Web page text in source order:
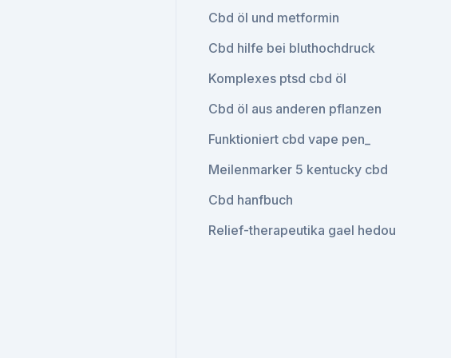
Cbd öl und metformin
Cbd hilfe bei bluthochdruck
Komplexes ptsd cbd öl
Cbd öl aus anderen pflanzen
Funktioniert cbd vape pen_
Meilenmarker 5 kentucky cbd
Cbd hanfbuch
Relief-therapeutika gael hedou